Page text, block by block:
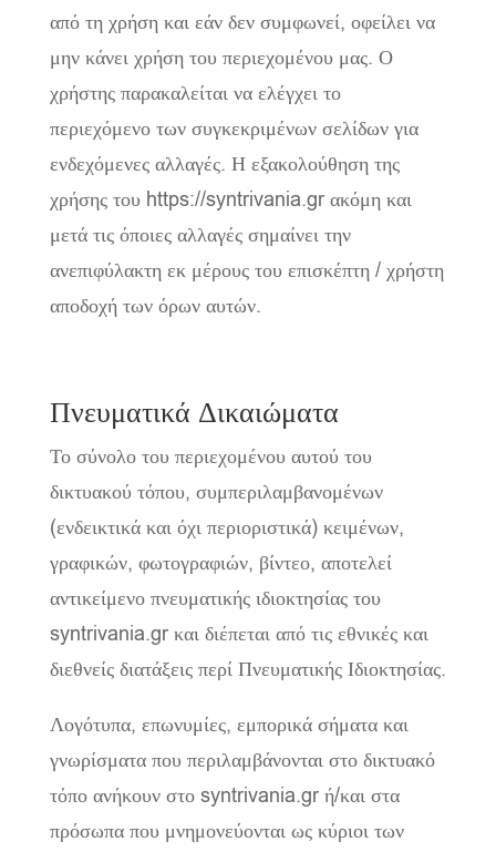
από τη χρήση και εάν δεν συμφωνεί, οφείλει να
μην κάνει χρήση του περιεχομένου μας. Ο
χρήστης παρακαλείται να ελέγχει το
περιεχόμενο των συγκεκριμένων σελίδων για
ενδεχόμενες αλλαγές. Η εξακολούθηση της
χρήσης του https://syntrivania.gr ακόμη και
μετά τις όποιες αλλαγές σημαίνει την
ανεπιφύλακτη εκ μέρους του επισκέπτη / χρήστη
αποδοχή των όρων αυτών.
Πνευματικά Δικαιώματα
Το σύνολο του περιεχομένου αυτού του
δικτυακού τόπου, συμπεριλαμβανομένων
(ενδεικτικά και όχι περιοριστικά) κειμένων,
γραφικών, φωτογραφιών, βίντεο, αποτελεί
αντικείμενο πνευματικής ιδιοκτησίας του
syntrivania.gr και διέπεται από τις εθνικές και
διεθνείς διατάξεις περί Πνευματικής Ιδιοκτησίας.
Λογότυπα, επωνυμίες, εμπορικά σήματα και
γνωρίσματα που περιλαμβάνονται στο δικτυακό
τόπο ανήκουν στο syntrivania.gr ή/και στα
πρόσωπα που μνημονεύονται ως κύριοι των